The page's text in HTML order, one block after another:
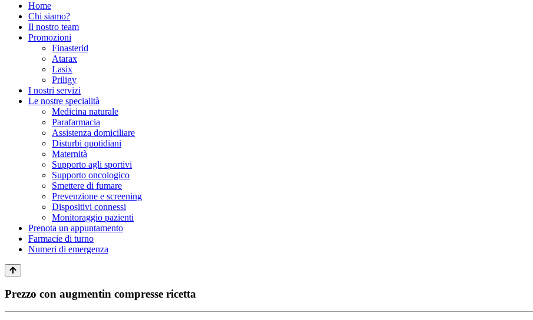
Home
Chi siamo?
Il nostro team
Promozioni
Finasterid
Atarax
Lasix
Priligy
I nostri servizi
Le nostre specialità
Medicina naturale
Parafarmacia
Assistenza domiciliare
Disturbi quotidiani
Maternità
Supporto agli sportivi
Supporto oncologico
Smettere di fumare
Prevenzione e screening
Dispositivi connessi
Monitoraggio pazienti
Prenota un appuntamento
Farmacie di turno
Numeri di emergenza
Prezzo con augmentin compresse ricetta